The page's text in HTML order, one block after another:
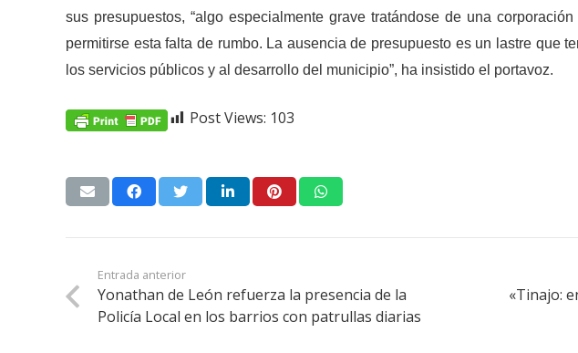
sus presupuestos, “algo especialmente grave tratándose de una
permitirse esta falta de rumbo. La ausencia de presupuesto es un lastre que
los servicios públicos y al desarrollo del municipio”, ha insistido el portavoz.
Post Views: 103
Entrada anterior
Yonathan de León refuerza la presencia de la
Policía Local en los barrios con patrullas diarias
«Tinajo: